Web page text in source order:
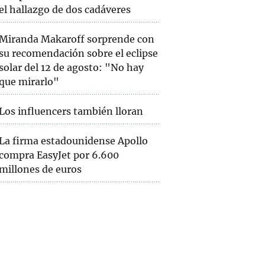
hallazgo de dos cadáveres
Makaroff sorprende con
recomendación sobre el eclipse
del 12 de agosto: "No hay
mirarlo"
influencers también lloran
firma estadounidense Apollo
EasyJet por 6.600
de euros